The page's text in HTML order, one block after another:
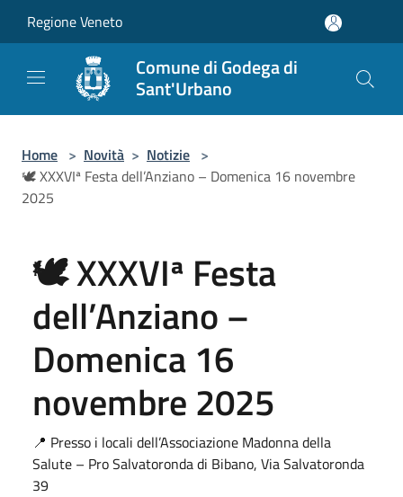
Regione Veneto
Comune di Godega di
Sant'Urbano
Home > Novità > Notizie >
🕊️ XXXVIª Festa dell’Anziano – Domenica 16 novembre
2025
🕊️ XXXVIª Festa
dell’Anziano –
Domenica 16
novembre 2025
📍 Presso i locali dell’Associazione Madonna della
Salute – Pro Salvatoronda di Bibano, Via Salvatoronda
39